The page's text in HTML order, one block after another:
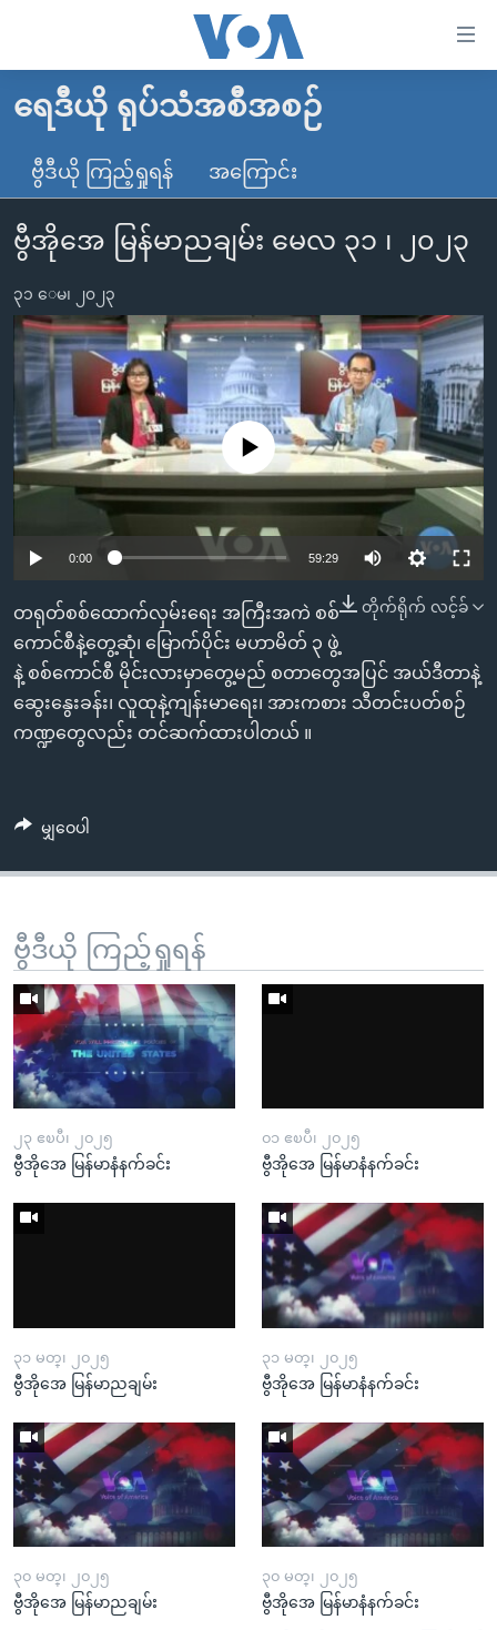
လွယ်ကူ
သည့်
Link
များ
ပင်မ
အကြောင်းအရာ
ကျော်
ကြည့်
ရန်
ပင်မ
အ
ညွန်း
စာမျက်နှာ
ကျော်
ကြည့်
ရန်
ရှာဖွေ
ရန်
ကျော်
မူလစာမျက်နှာ
မြန်မာ
ကမ္ဘာ့သတင်းများ
နိုင်ငံတကာ
တရုတ်
အစ္စရေး-ပါလက်စတိုင်း
ဗွီဒီယို
ရပ်ဝန်းတခု လမ်းတခု အလွန်
အင်္ဂလိပ်စာလေ့လာမယ်
အမေရိကန်သုံးအီဒီယံ
မကြေးမုံရဲ့ အင်္ဂလိပ်စာ
ရုပ်ရှင်ထဲက အင်္ဂလိပ်စာ
သုတပဒေသာ အင်္ဂလိပ်စာ
အပတ်စဉ်ကဏ္ဍများ
ရေဒီယို
တီဗွီ
ရေဒီယိုနှင့်ရုပ်သံ အချက်အလက်များ
ရေဒီယို/တီဗွီအစီအစဉ်
Learning English
ဘာသာစကားများ
ရေဒီယို ရုပ်သံအစီအစဉ်
ဗွီဒီယို ကြည့်ရှုရန် အကြောင်း
ဗွီအိုအေ မြန်မာညချမ်း မေလ ၃၁ ၊ ၂၀၂၃
၃၁ ေမ၊ ၂၀၂၃
No media source currently available
0:00 59:29
တိုက်ရိုက် လင့်ခ်
တရုတ်စစ်ထောက်လှမ်းရေး အကြီးအကဲ စစ်
ကောင်စီနဲ့တွေ့ဆုံ၊ မြောက်ပိုင်း မဟာမိတ် ၃ ဖွဲ့
နဲ့ စစ်ကောင်စီ မိုင်းလားမှာတွေ့မည် စတာတွေအပြင် အယ်ဒီတာနဲ့
ဆွေးနွေးခန်း၊ လူထုနဲ့ကျန်းမာရေး၊ အားကစား သီတင်းပတ်စဉ်
ကဏ္ဍတွေလည်း တင်ဆက်ထားပါတယ် ။
မျှဝေပါ
ဗွီဒီယို ကြည့်ရှုရန်
၂၃ ဧၿပီ၊ ၂၀၂၅
ဗွီအိုအေ မြန်မာနံနက်ခင်း
၀၁ ဧၿပီ၊ ၂၀၂၅
ဗွီအိုအေ မြန်မာနံနက်ခင်း
၃၁ မတ္၊ ၂၀၂၅
ဗွီအိုအေ မြန်မာညချမ်း
၃၁ မတ္၊ ၂၀၂၅
ဗွီအိုအေ မြန်မာနံနက်ခင်း
၃၀ မတ္၊ ၂၀၂၅
ဗွီအိုအေ မြန်မာညချမ်း
၃၀ မတ္၊ ၂၀၂၅
ဗွီအိုအေ မြန်မာနံနက်ခင်း